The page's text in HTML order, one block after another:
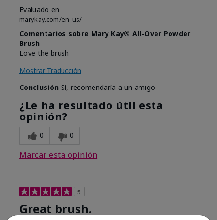
Evaluado en
marykay.com/en-us/
Comentarios sobre Mary Kay® All-Over Powder
Brush
Love the brush
Mostrar Traducción
Conclusión Sí, recomendaría a un amigo
¿Le ha resultado útil esta
opinión?
0 0
Marcar esta opinión
5
Great brush.